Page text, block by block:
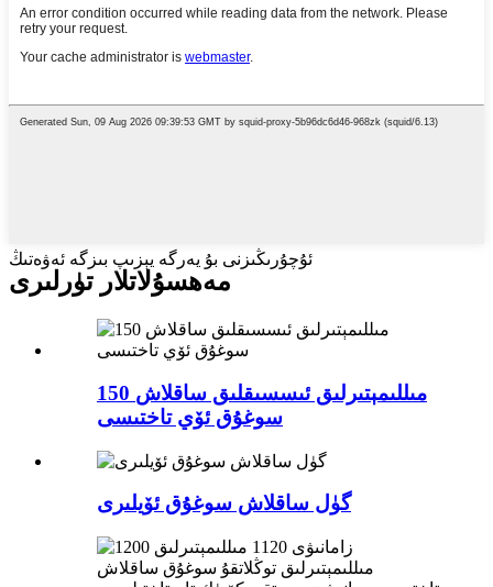
ئۇچۇرىڭىزنى بۇ يەرگە يېزىپ بىزگە ئەۋەتىڭ
مەھسۇلاتلار تۈرلىرى
150 مىللىمېتىرلىق ئىسسىقلىق ساقلاش
سوغۇق ئۆي تاختىسى
گۈل ساقلاش سوغۇق ئۆيلىرى